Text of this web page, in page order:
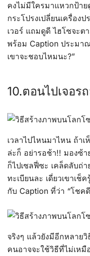
คงไม่มีใครมาแหวกป้าย
กระโปรงเปลี่ยนเครื่อง
เวอร์ แถมดูดี ไฮโซจะต
พร้อม Caption ประมา
เขาจะชอบไหมนะ?”
10.ตอนไปเจอร
เวลาไปไหนมาไหน ถ้า
ล่ะก็ อย่ารอช้า!! มองซ้า
ก็ไปเซลฟี่ซะ เคล็ดลับถ่
ทะเบียนละ เดี่ยวเขาเช็
กับ Caption ที่ว่า “โชค
จริงๆ แล้วยังมีอีกหลาย
คนอาจจะใช้วิธีที่ไม่เห